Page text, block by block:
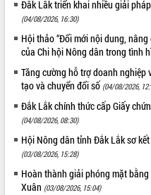
Đắk Lắk triển khai nhiều giải
(04/08/2026, 16:30)
Hội thảo “Đổi mới nội dung,
của Chi hội Nông dân trong tình
Tăng cường hỗ trợ doanh nghiệp
tạo và chuyển đổi số (04/08/2026,
Đắk Lắk chính thức cấp Giấy
(04/08/2026, 08:30)
Hội Nông dân tỉnh Đắk Lắk sơ
(03/08/2026, 15:28)
Hoàn thành giải phóng mặt
Xuân (03/08/2026, 15:04)